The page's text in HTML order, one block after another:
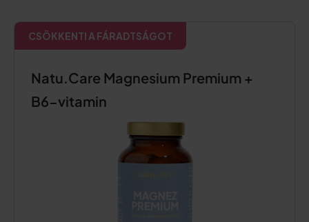
CSÖKKENTI A FÁRADTSÁGOT
Natu.Care Magnesium Premium +
B6-vitamin